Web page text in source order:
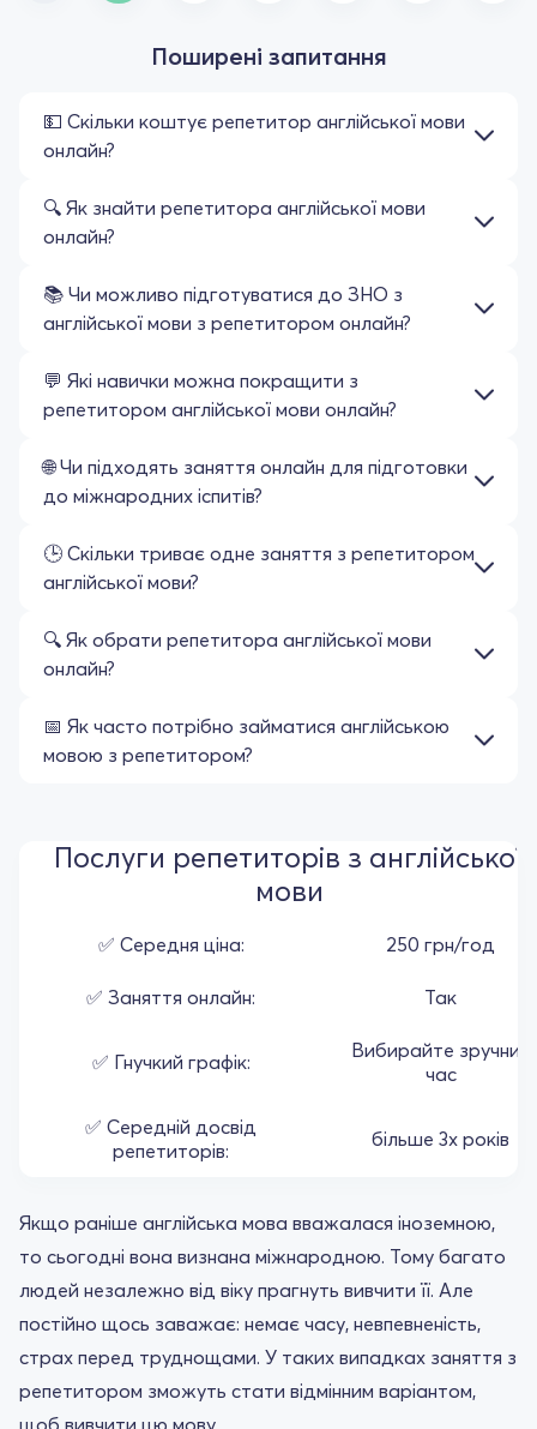
Поширені запитання
💵 Скільки коштує репетитор англійської мови
онлайн?
🔍 Як знайти репетитора англійської мови
онлайн?
📚 Чи можливо підготуватися до ЗНО з
англійської мови з репетитором онлайн?
💬 Які навички можна покращити з
репетитором англійської мови онлайн?
🌐 Чи підходять заняття онлайн для підготовки
до міжнародних іспитів?
🕒 Скільки триває одне заняття з репетитором
англійської мови?
🔍 Як обрати репетитора англійської мови
онлайн?
📅 Як часто потрібно займатися англійською
мовою з репетитором?
Послуги репетиторів з англійської
мови
✅ Середня ціна: 250 грн/год
✅ Заняття онлайн: Так
✅ Гнучкий графік:
Вибирайте зручний
час
✅ Середній досвід
репетиторів:
більше 3х років
Якщо раніше англійська мова вважалася іноземною,
то сьогодні вона визнана міжнародною. Тому багато
людей незалежно від віку прагнуть вивчити її. Але
постійно щось заважає: немає часу, невпевненість,
страх перед труднощами. У таких випадках заняття з
репетитором зможуть стати відмінним варіантом,
щоб вивчити цю мову.